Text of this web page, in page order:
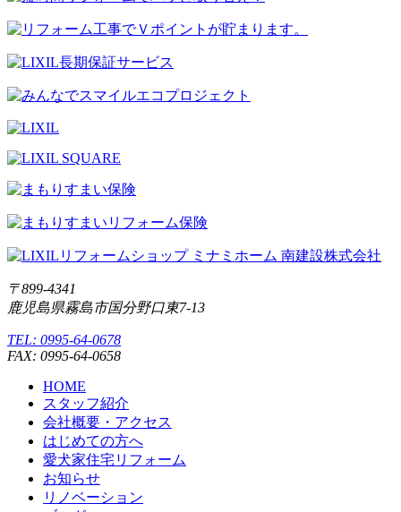
〒899-4341
鹿児島県霧島市国分野口東7-13
TEL: 0995-64-0678
FAX: 0995-64-0658
HOME
スタッフ紹介
会社概要・アクセス
はじめての方へ
愛犬家住宅リフォーム
お知らせ
リノベーション